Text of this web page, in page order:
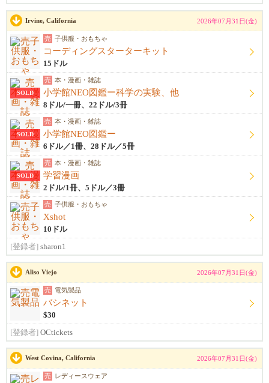
Irvine, California 2026年07月31日(金)
売 子供服・おもちゃ
コーディングスターターキット
15ドル
SOLD
売 本・漫画・雑誌
小学館NEO図鑑ー科学の実験、他
8ドル/一冊、22ドル/3冊
SOLD
売 本・漫画・雑誌
小学館NEO図鑑ー
6ドル／1冊、28ドル／5冊
SOLD
売 本・漫画・雑誌
学習漫画
2ドル/1冊、5ドル／3冊
売 子供服・おもちゃ
Xshot
10ドル
[登録者] sharon1
Aliso Viejo 2026年07月31日(金)
売 電気製品
バシネット
$30
[登録者] OCtickets
West Covina, California 2026年07月31日(金)
売 レディースウェア